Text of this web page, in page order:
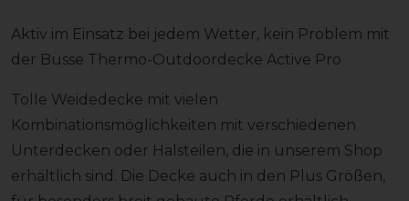
Aktiv im Einsatz bei jedem Wetter, kein Problem mit
der Busse Thermo-Outdoordecke Active Pro
Tolle Weidedecke mit vielen
Kombinationsmöglichkeiten mit verschiedenen
Unterdecken oder Halsteilen, die in unserem Shop
erhältlich sind. Die Decke auch in den Plus Größen,